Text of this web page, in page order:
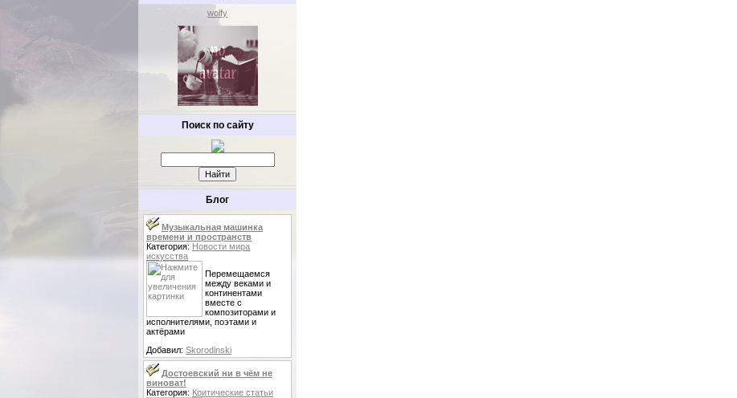
wolfy
Поиск по сайту
Блог
Музыкальная машинка
времени и пространств
Категория: Новости мира
искусства
Перемещаемся
между веками и
континентами
вместе с
композиторами и
исполнителями, поэтами и
актёрами
Добавил: Skorodinski
Достоевский ни в чём не
виноват!
Категория: Критические статьи